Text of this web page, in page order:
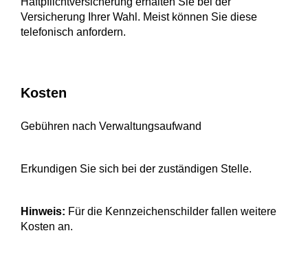
Versicherung Ihrer Wahl. Meist können Sie diese
telefonisch anfordern.
Kosten
Gebühren nach Verwaltungsaufwand
Erkundigen Sie sich bei der zuständigen Stelle.
Hinweis: Für die Kennzeichenschilder fallen weitere
Kosten an.